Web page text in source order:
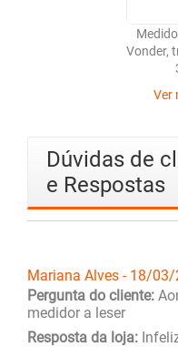
Vonder,
Ver
Dúvidas de
e Respostas
Mariana Alves - 18/
Pergunta do cliente:
medidor a leser
Resposta da loja: